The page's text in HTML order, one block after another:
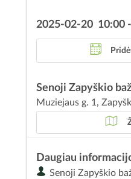
2025-02-20 10:00
Senoji Zapyškio
Muziejaus g. 1,
Daugiau
Senoji Zapyškio